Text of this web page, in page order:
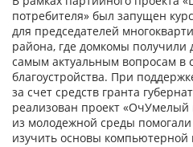
потребителя» был запущен
для председателей
района, где домкомы
самым актуальным вопросам в
благоустройства. При
за счет средств гранта
реализован проект «ОчУмелый
из молодежной среды
изучить основы компьютерной